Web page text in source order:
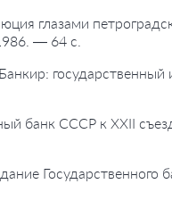
глазами
— 64 с.
банк СССР к XXII